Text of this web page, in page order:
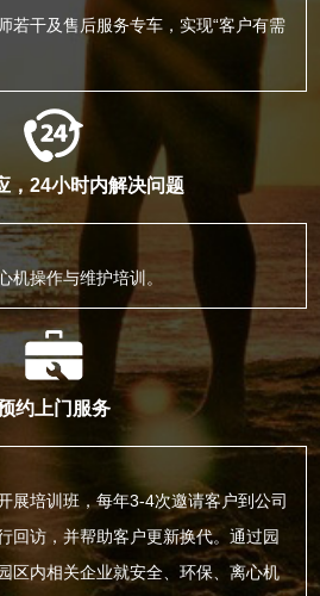
若干及售后服务专车，实现“客户有需
，24小时内解决问题
机操作与维护培训。
约上门服务
展培训班，每年3-4次邀请客户到公司
回访，并帮助客户更新换代。通过园
区内相关企业就安全、环保、离心机